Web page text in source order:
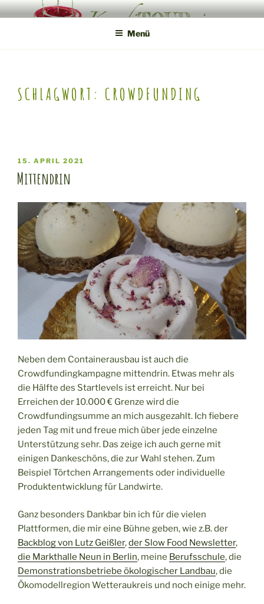
Zum
InhaltKONDITOUREI
Mobile Produktveredlung am Hof
Menü
SCHLAGWORT: CROWDFUNDING
VERÖFFENTLICHT
AM
15. APRIL 2021
Mittendrin
Neben dem Containerausbau ist auch die
Crowdfundingkampagne mittendrin. Etwas mehr als
die Hälfte des Startlevels ist erreicht. Nur bei
Erreichen der 10.000 € Grenze wird die
Crowdfundingsumme an mich ausgezahlt. Ich fiebere
jeden Tag mit und freue mich über jede einzelne
Unterstützung sehr. Das zeige ich auch gerne mit
einigen Dankeschöns, die zur Wahl stehen. Zum
Beispiel Törtchen Arrangements oder individuelle
Produktentwicklung für Landwirte.
Ganz besonders Dankbar bin ich für die vielen
Plattformen, die mir eine Bühne geben, wie z.B. der
Backblog von Lutz Geißler,der Slow Food Newsletter,
die Markthalle Neun in Berlin, meine Berufsschule, die
Demonstrationsbetriebe ökologischer Landbau, die
Ökomodellregion Wetteraukreis und noch einige mehr.